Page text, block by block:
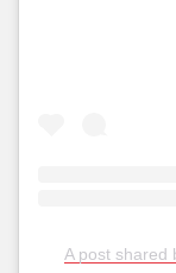
A post shared